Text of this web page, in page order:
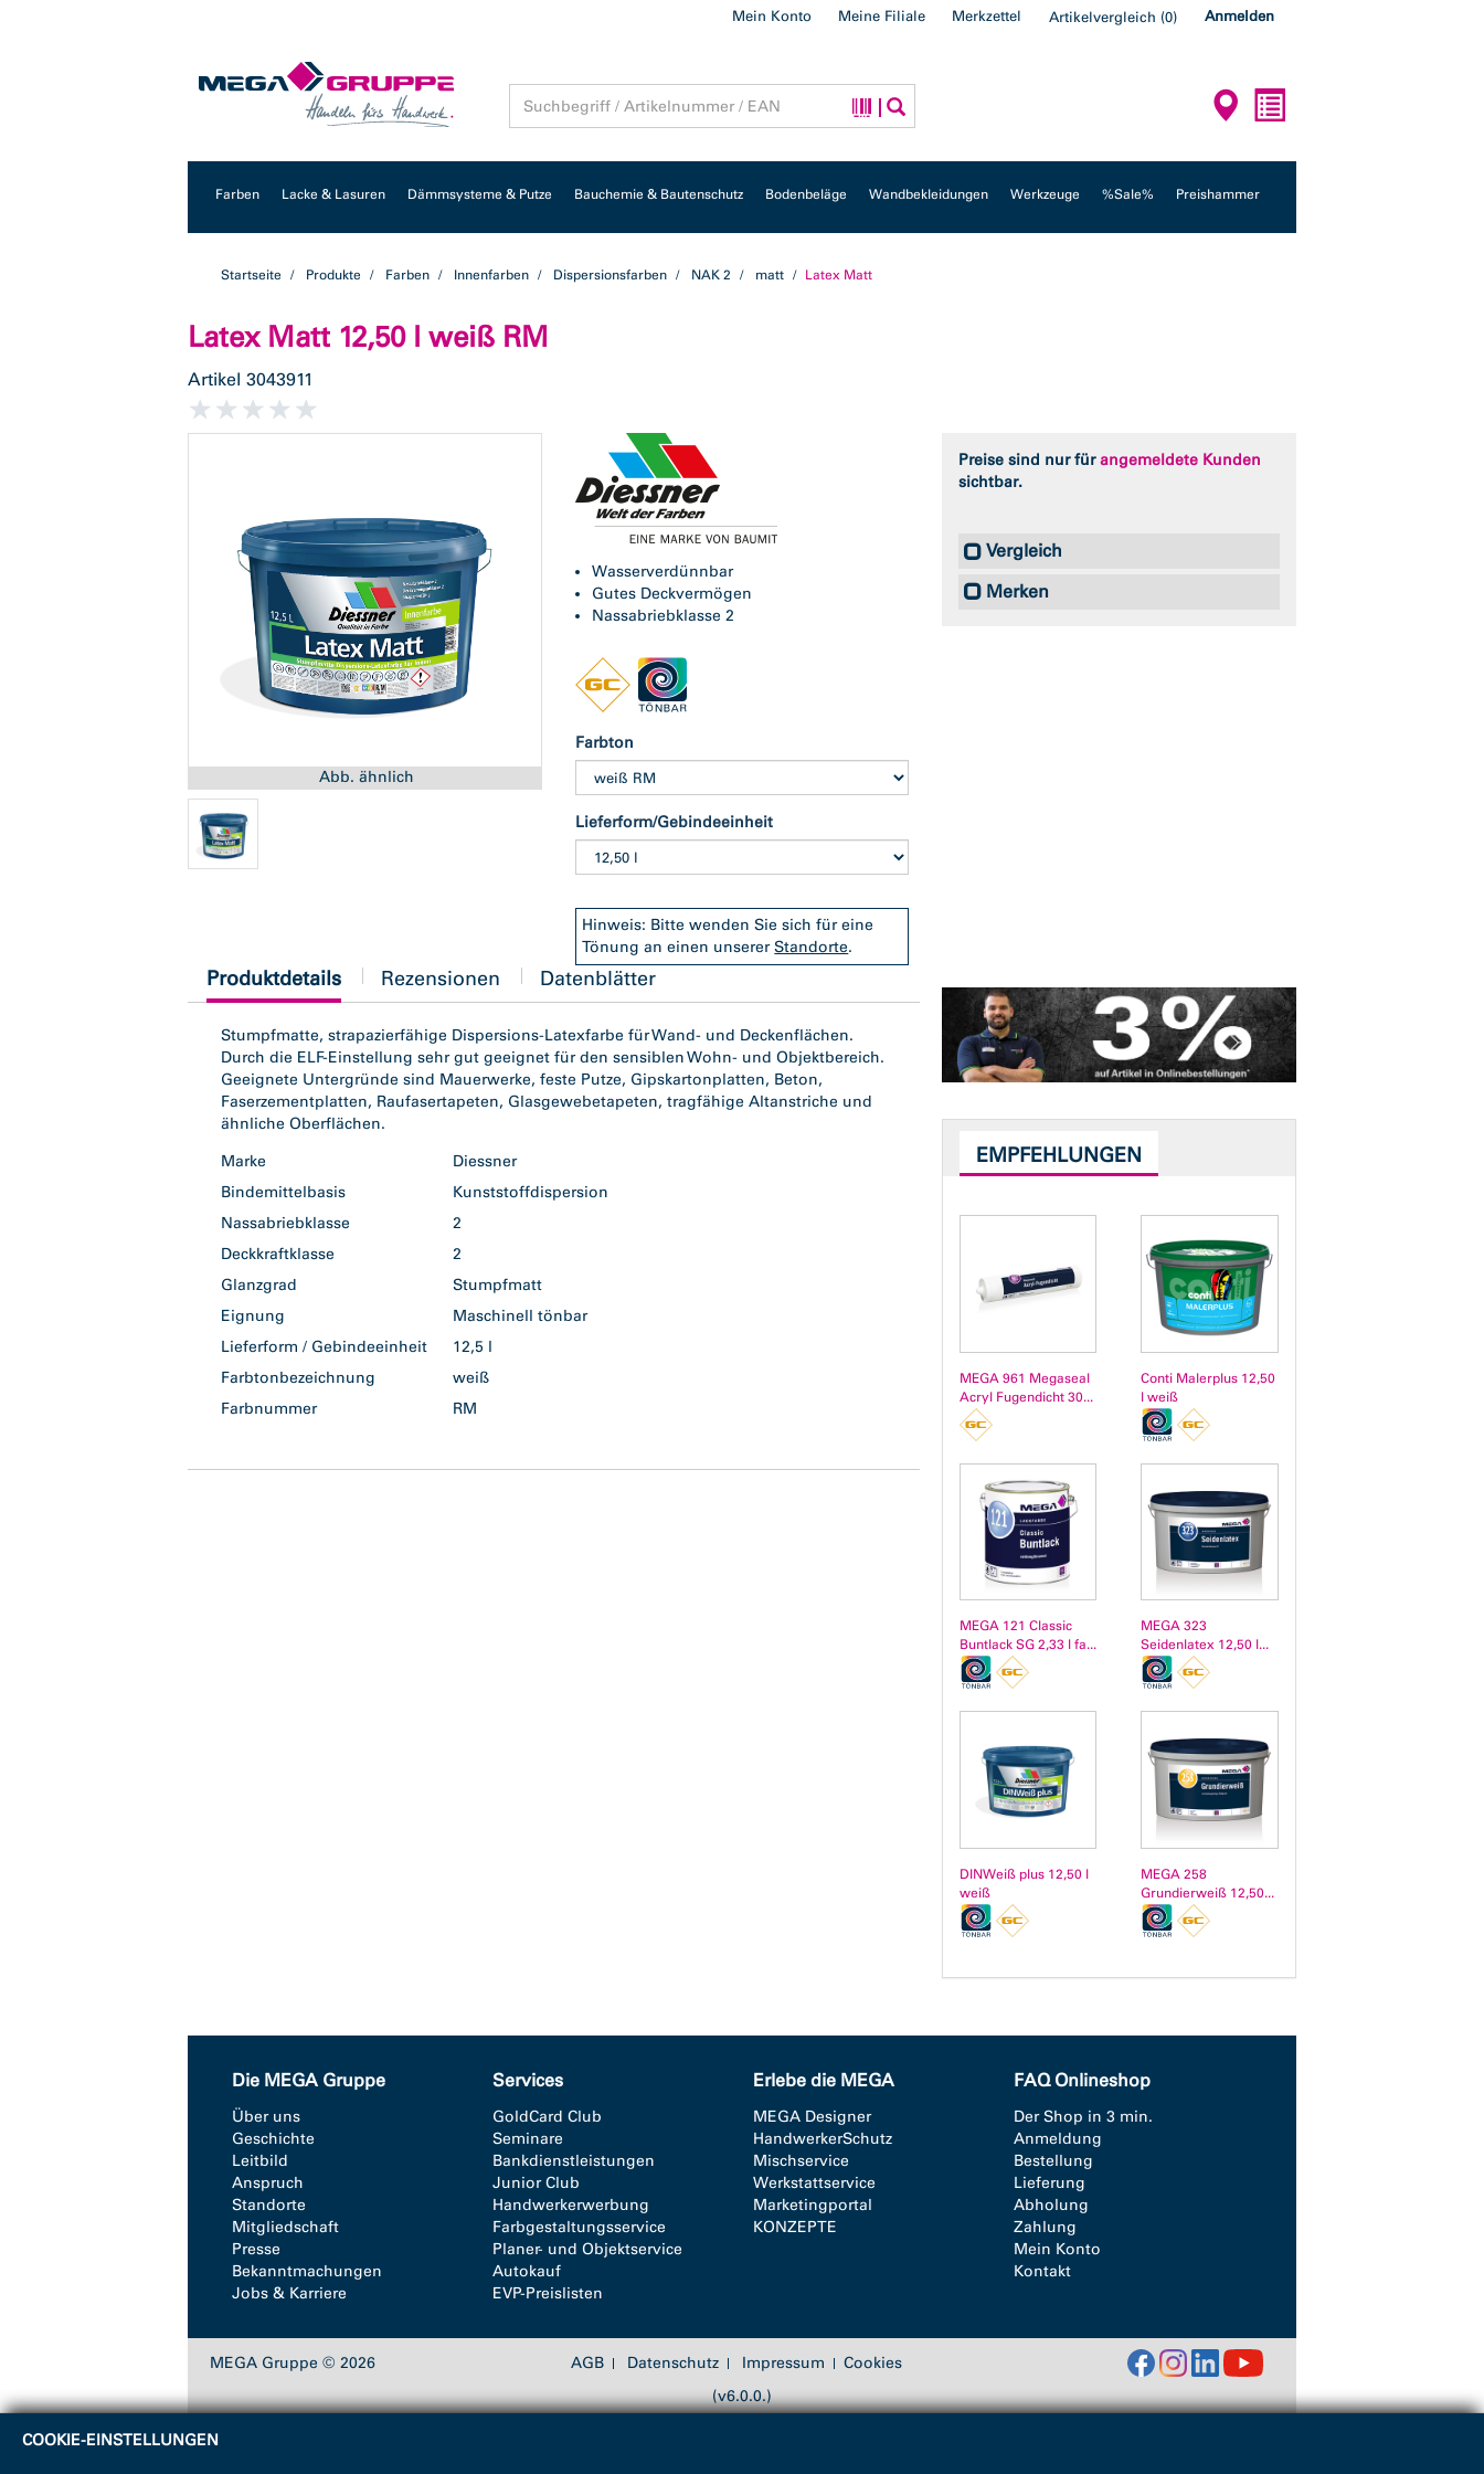
Mein Konto Meine Filiale Merkzettel Artikelvergleich (0) Anmelden
Farben Lacke & Lasuren Dämmsysteme & Putze Bauchemie & Bautenschutz Bodenbeläge Wandbekleidungen Werkzeuge %Sale% Preishammer
Startseite Produkte Farben Innenfarben Dispersionsfarben NAK 2 matt Latex Matt
Latex Matt 12,50 l weiß RM
Artikel 3043911
Abb. ähnlich
Wasserverdünnbar
Gutes Deckvermögen
Nassabriebklasse 2
Farbton
Lieferform/Gebindeeinheit
Hinweis: Bitte wenden Sie sich für eine
Tönung an einen unsererStandorte.
Preise sind nur fürangemeldete Kunden
sichtbar.
Vergleich
Merken
current
tab:
Produktdetails Rezensionen Datenblätter
Stumpfmatte, strapazierfähige Dispersions-Latexfarbe für Wand- und Deckenflächen.
Durch die ELF-Einstellung sehr gut geeignet für den sensiblen Wohn- und Objektbereich.
Geeignete Untergründe sind Mauerwerke, feste Putze, Gipskartonplatten, Beton,
Faserzementplatten, Raufasertapeten, Glasgewebetapeten, tragfähige Altanstriche und
ähnliche Oberflächen.
Marke
Diessner
Bindemittelbasis
Kunststoffdispersion
Nassabriebklasse
2
Deckkraftklasse
2
Glanzgrad
Stumpfmatt
Eignung
Maschinell tönbar
Lieferform / Gebindeeinheit
12,5 l
Farbtonbezeichnung
weiß
Farbnummer
RM
EMPFEHLUNGEN
MEGA 961 Megaseal
Acryl Fugendicht 30...
Conti Malerplus 12,50
l weiß
MEGA 121 Classic
Buntlack SG 2,33 l fa...
MEGA 323
Seidenlatex 12,50 l...
DINWeiß plus 12,50 l
weiß
MEGA 258
Grundierweiß 12,50...
Die MEGA Gruppe
Über uns
Geschichte
Leitbild
Anspruch
Standorte
Mitgliedschaft
Presse
Bekanntmachungen
Jobs & Karriere
Services
GoldCard Club
Seminare
Bankdienstleistungen
Junior Club
Handwerkerwerbung
Farbgestaltungsservice
Planer- und Objektservice
Autokauf
EVP-Preislisten
Erlebe die MEGA
MEGA Designer
HandwerkerSchutz
Mischservice
Werkstattservice
Marketingportal
KONZEPTE
FAQ Onlineshop
Der Shop in 3 min.
Anmeldung
Bestellung
Lieferung
Abholung
Zahlung
Mein Konto
Kontakt
MEGA Gruppe © 2026 AGB Datenschutz Impressum
Cookies
(v6.0.0.)
COOKIE-EINSTELLUNGEN